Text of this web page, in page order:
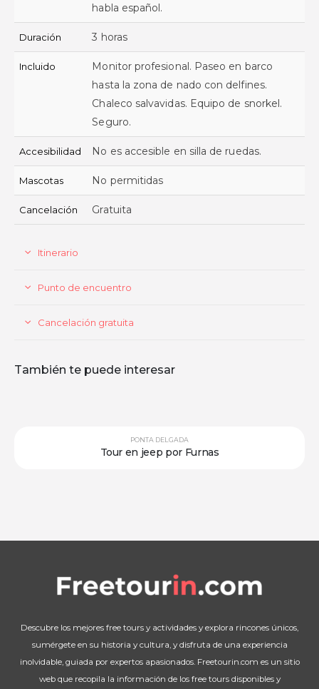
habla español.
Duración 3 horas
Incluido
Monitor profesional. Paseo en barco
hasta la zona de nado con delfines.
Chaleco salvavidas. Equipo de snorkel.
Seguro.
Accesibilidad No es accesible en silla de ruedas.
Mascotas No permitidas
Cancelación Gratuita
Itinerario
Punto de encuentro
Cancelación gratuita
También te puede interesar
PONTA DELGADA
Tour en jeep por Furnas
Descubre los mejores free tours y actividades y explora rincones únicos,
sumérgete en su historia y cultura, y disfruta de una experiencia
inolvidable, guiada por expertos apasionados. Freetourin.com es un sitio
web que recopila la información de los free tours disponibles y